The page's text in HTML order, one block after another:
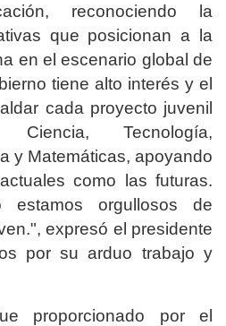
reconociendo la
que posicionan a la
en el escenario global de
tiene alto interés y el
cada proyecto juvenil
Tecnología,
y Matemáticas, apoyando
como las futuras.
estamos orgullosos de
expresó el presidente
por su arduo trabajo y
proporcionado por el